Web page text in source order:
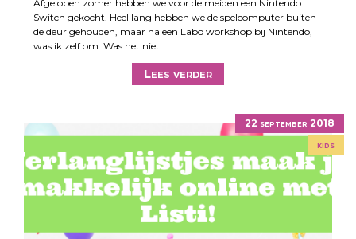
Afgelopen zomer hebben we voor de meiden een Nintendo
Switch gekocht. Heel lang hebben we de spelcomputer buiten
de deur gehouden, maar na een Labo workshop bij Nintendo,
was ik zelf om. Was het niet …
Lees verder
22 september 2018
kids